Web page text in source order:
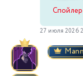
Спойлер
27 июля 2026